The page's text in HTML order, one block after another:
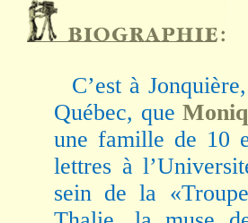
C’est à
Québec, que
une famille de 10
lettres à
sein de la